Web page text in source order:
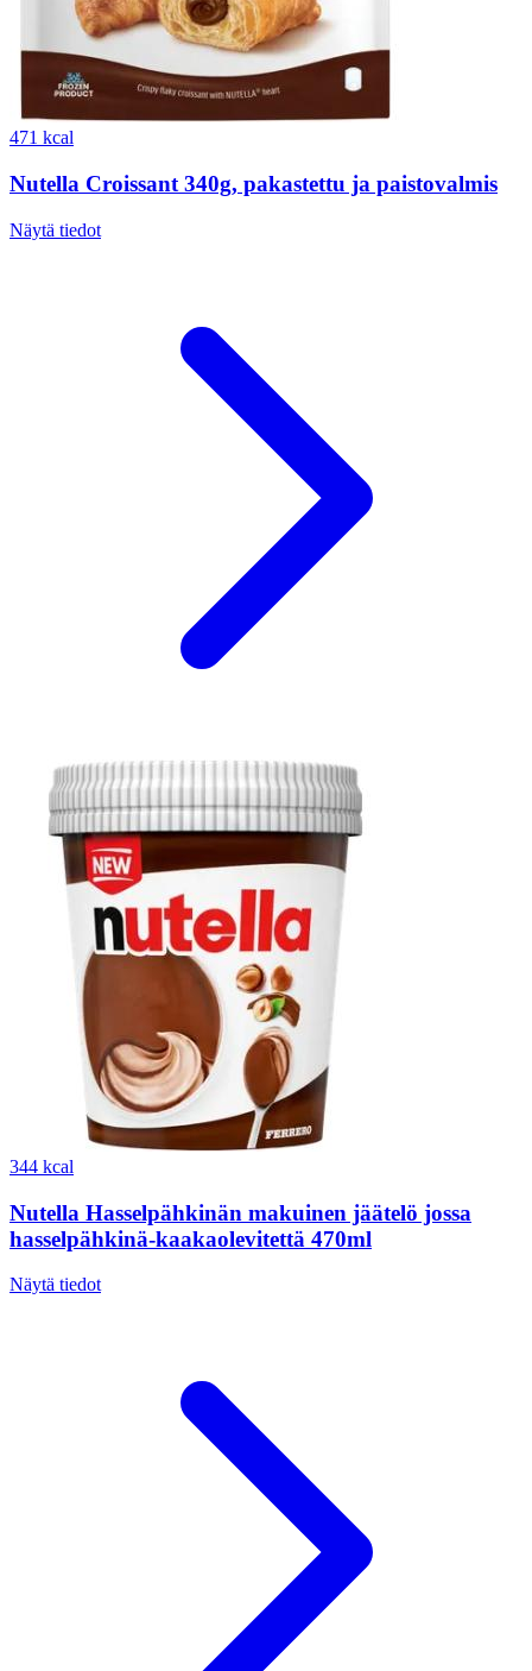
471 kcal
Nutella Croissant 340g, pakastettu ja paistovalmis
Näytä tiedot
344 kcal
Nutella Hasselpähkinän makuinen jäätelö jossa
hasselpähkinä-kaakaolevitettä 470ml
Näytä tiedot